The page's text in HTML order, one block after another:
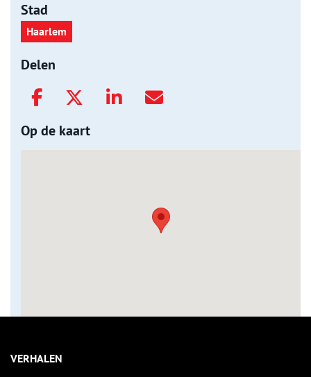
Stad
Haarlem
Delen
Op de kaart
VERHALEN